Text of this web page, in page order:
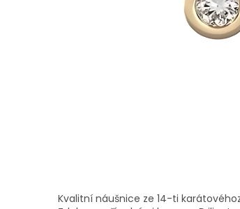
Kvalitní náušnice ze 14-ti